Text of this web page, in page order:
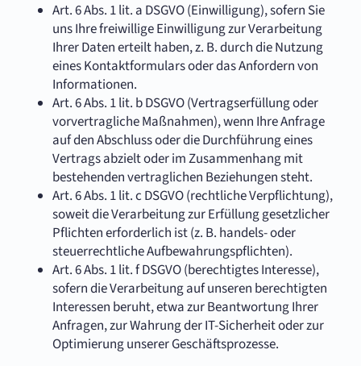
Art. 6 Abs. 1 lit. a DSGVO (Einwilligung), sofern Sie
uns Ihre freiwillige Einwilligung zur Verarbeitung
Ihrer Daten erteilt haben, z. B. durch die Nutzung
eines Kontaktformulars oder das Anfordern von
Informationen.
Art. 6 Abs. 1 lit. b DSGVO (Vertragserfüllung oder
vorvertragliche Maßnahmen), wenn Ihre Anfrage
auf den Abschluss oder die Durchführung eines
Vertrags abzielt oder im Zusammenhang mit
bestehenden vertraglichen Beziehungen steht.
Art. 6 Abs. 1 lit. c DSGVO (rechtliche Verpflichtung),
soweit die Verarbeitung zur Erfüllung gesetzlicher
Pflichten erforderlich ist (z. B. handels- oder
steuerrechtliche Aufbewahrungspflichten).
Art. 6 Abs. 1 lit. f DSGVO (berechtigtes Interesse),
sofern die Verarbeitung auf unseren berechtigten
Interessen beruht, etwa zur Beantwortung Ihrer
Anfragen, zur Wahrung der IT-Sicherheit oder zur
Optimierung unserer Geschäftsprozesse.